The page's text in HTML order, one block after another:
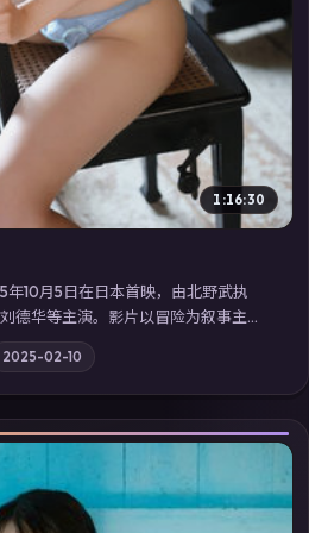
1:16:30
年10月5日在日本首映，由北野武执
德华等主演。影片以冒险为叙事主
发现自己从未活过“真实”的一天；摄
内亦可通过「国产免费观看高清电视
高分佳作，畅享高清在线追剧体验。
2025-02-10